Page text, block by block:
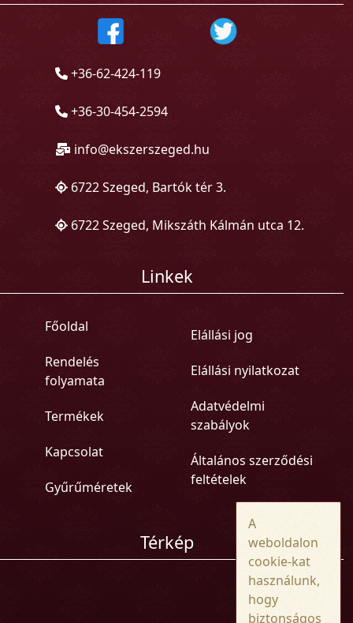
+36-62-424-119
+36-30-454-2594
info@ekszerszeged.hu
6722 Szeged, Bartók tér 3.
6722 Szeged, Mikszáth Kálmán utca 12.
Linkek
Főoldal
Rendelés
folyamata
Termékek
Kapcsolat
Gyűrűméretek
Elállási jog
Elállási nyilatkozat
Adatvédelmi
szabályok
Általános szerződési
feltételek
Térkép
A
weboldalon
cookie-kat
használunk,
hogy
biztonságos